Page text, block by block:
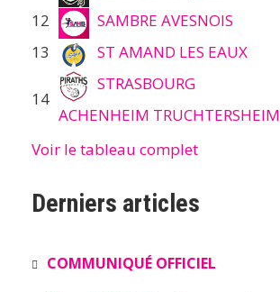
12
SAMBRE AVESNOIS
13
ST AMAND LES EAUX
14
STRASBOURG
ACHENHEIM TRUCHTERSHEIM
Voir le tableau complet
Derniers articles
COMMUNIQUÉ OFFICIEL